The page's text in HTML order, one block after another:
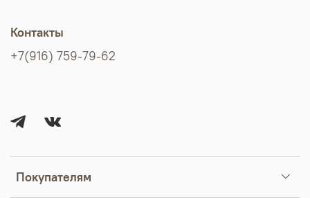
Покупателям
Контакты
+7(916) 759-79-62